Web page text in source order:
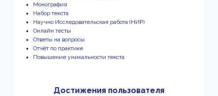
Монография
Набор текста
Научно Исследовательская работа (НИР)
Онлайн тесты
Ответы на вопросы
Отчёт по практике
Повышение уникальности текста
Достижения пользователя